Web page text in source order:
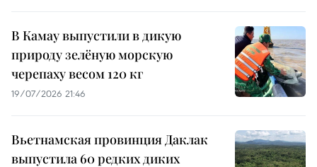
В Камау выпустили в дикую
природу зелёную морскую
черепаху весом 120 кг
19/07/2026 21:46
Вьетнамская провинция Даклак
выпустила 60 редких диких